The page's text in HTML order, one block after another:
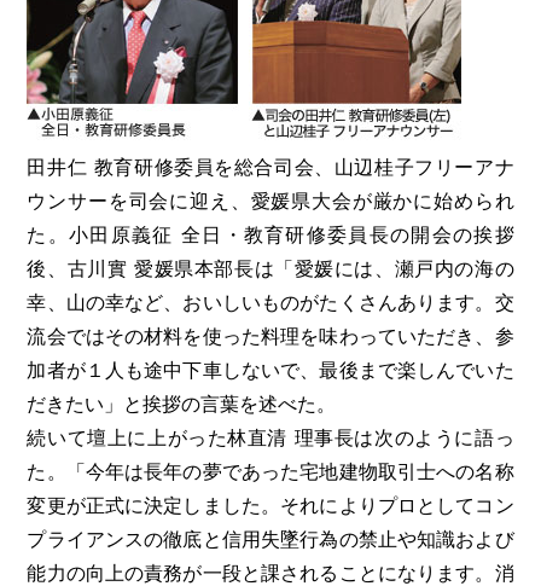
田井仁 教育研修委員を総合司会、山辺桂子フリーアナ
ウンサーを司会に迎え、愛媛県大会が厳かに始められ
た。小田原義征 全日・教育研修委員長の開会の挨拶
後、古川實 愛媛県本部長は「愛媛には、瀬戸内の海の
幸、山の幸など、おいしいものがたくさんあります。交
流会ではその材料を使った料理を味わっていただき、参
加者が１人も途中下車しないで、最後まで楽しんでいた
だきたい」と挨拶の言葉を述べた。
続いて壇上に上がった林直清 理事長は次のように語っ
た。「今年は長年の夢であった宅地建物取引士への名称
変更が正式に決定しました。それによりプロとしてコン
プライアンスの徹底と信用失墜行為の禁止や知識および
能力の向上の責務が一段と課されることになります。消